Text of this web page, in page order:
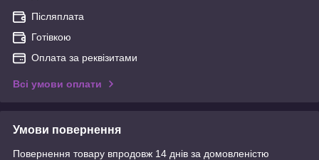
Післяплата
Готівкою
Оплата за реквізитами
Всі умови оплати
Умови повернення
Повернення товару впродовж 14 днів за домовленістю